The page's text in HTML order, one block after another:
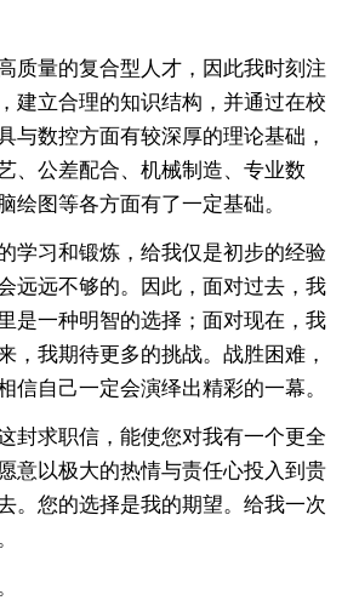
质量的复合型人才，因此我时刻注
建立合理的知识结构，并通过在校
与数控方面有较深厚的理论基础，
、公差配合、机械制造、专业数
绘图等各方面有了一定基础。
学习和锻炼，给我仅是初步的经验
远远不够的。因此，面对过去，我
是一种明智的选择；面对现在，我
，我期待更多的挑战。战胜困难，
信自己一定会演绎出精彩的一幕。
封求职信，能使您对我有一个更全
意以极大的热情与责任心投入到贵
。您的选择是我的期望。给我一次